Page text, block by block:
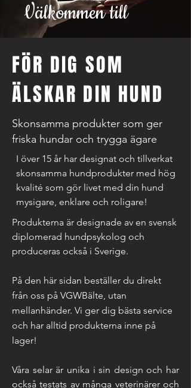
Välkommen till
FÖR DIG SOM
ÄLSKAR DIN HUND
Skonsamma produkter som ger
friska hundar och trygga ägare
I över 15 år har designat och tillverkat
skonsamma hundprodukter med hög
kvalité som gör livet med din hund
mysigare, enklare och roligare!
Produkterna är designade av en svensk
diplomerad hundpsykolog och
produceras också i Sverige.
På den här sidan beställer du direkt
från oss på VGWBälte, utan
mellanhänder. Vi ger dig bästa service
och har alltid produkterna inne på
lager!
Våra selar är unika i sin design och har
också testats av många veterinärer och